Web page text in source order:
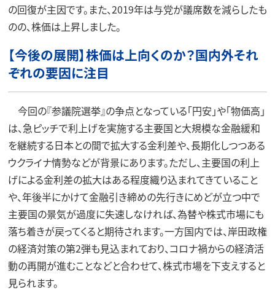
の回復が主因です。また、2019年は与党が議席数を減らしたも
のの、株価は上昇しました。
【今後の展開】株価は上向くのか？国内外それ
ぞれの要因に注目
今回の『参議院選挙』の争点となっている「円安」や「物価高」
は、急ピッチで利上げを実施する主要国と大規模な金融緩和
を継続する日本との間で拡大する金利差や、長期化しつつある
ウクライナ情勢などが背景にあります。ただし、主要国の利上
げによる金利差の拡大はある程度織り込まれてきていること
や、年後半にかけて金融引き締めの先行きにめどが立つ中で
主要国の景気が過度に失速しなければ、為替や株式市場にも
落ち着きが戻ってくると期待されます。一方国内では、岸田政権
の経済対策の第2弾も見込まれており、コロナ禍からの経済活
動の再開が進むことなどと合わせて、株式市場を下支えすると
見られます。